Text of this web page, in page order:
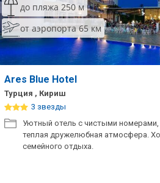
до пляжа 250 м
от аэропорта 65 км
Ares Blue Hotel
Турция , Кириш
3 звезды
Уютный отель с чистыми
теплая дружелюбная атмосфера.
семейного отдыха.
ТОП 10 лучших отелей 5*
ТОП 10 недорогих отелей
5*
Лучшие отели 4* звезды
звезды
Лучшие отели 3* звезды